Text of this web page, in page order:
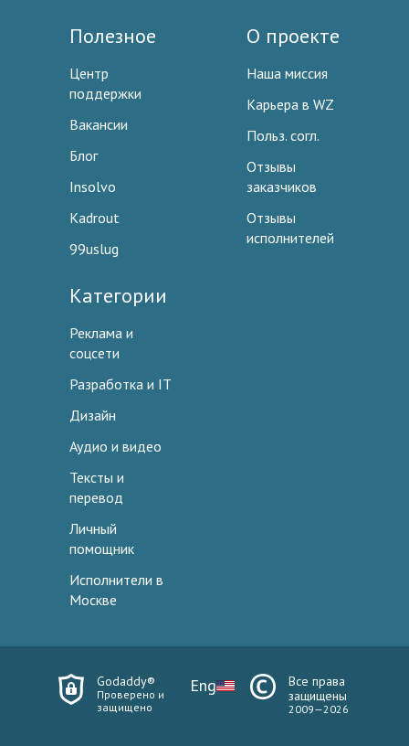
Полезное
Центр
поддержки
Вакансии
Блог
Insolvo
Kadrout
99uslug
О проекте
Наша миссия
Карьера в WZ
Польз. согл.
Отзывы
заказчиков
Отзывы
исполнителей
Категории
Реклама и
соцсети
Разработка и IT
Дизайн
Аудио и видео
Тексты и
перевод
Личный
помощник
Исполнители в
Москве
Godaddy®
Проверено и
защищено
Eng
Все права
защищены
2009—2026